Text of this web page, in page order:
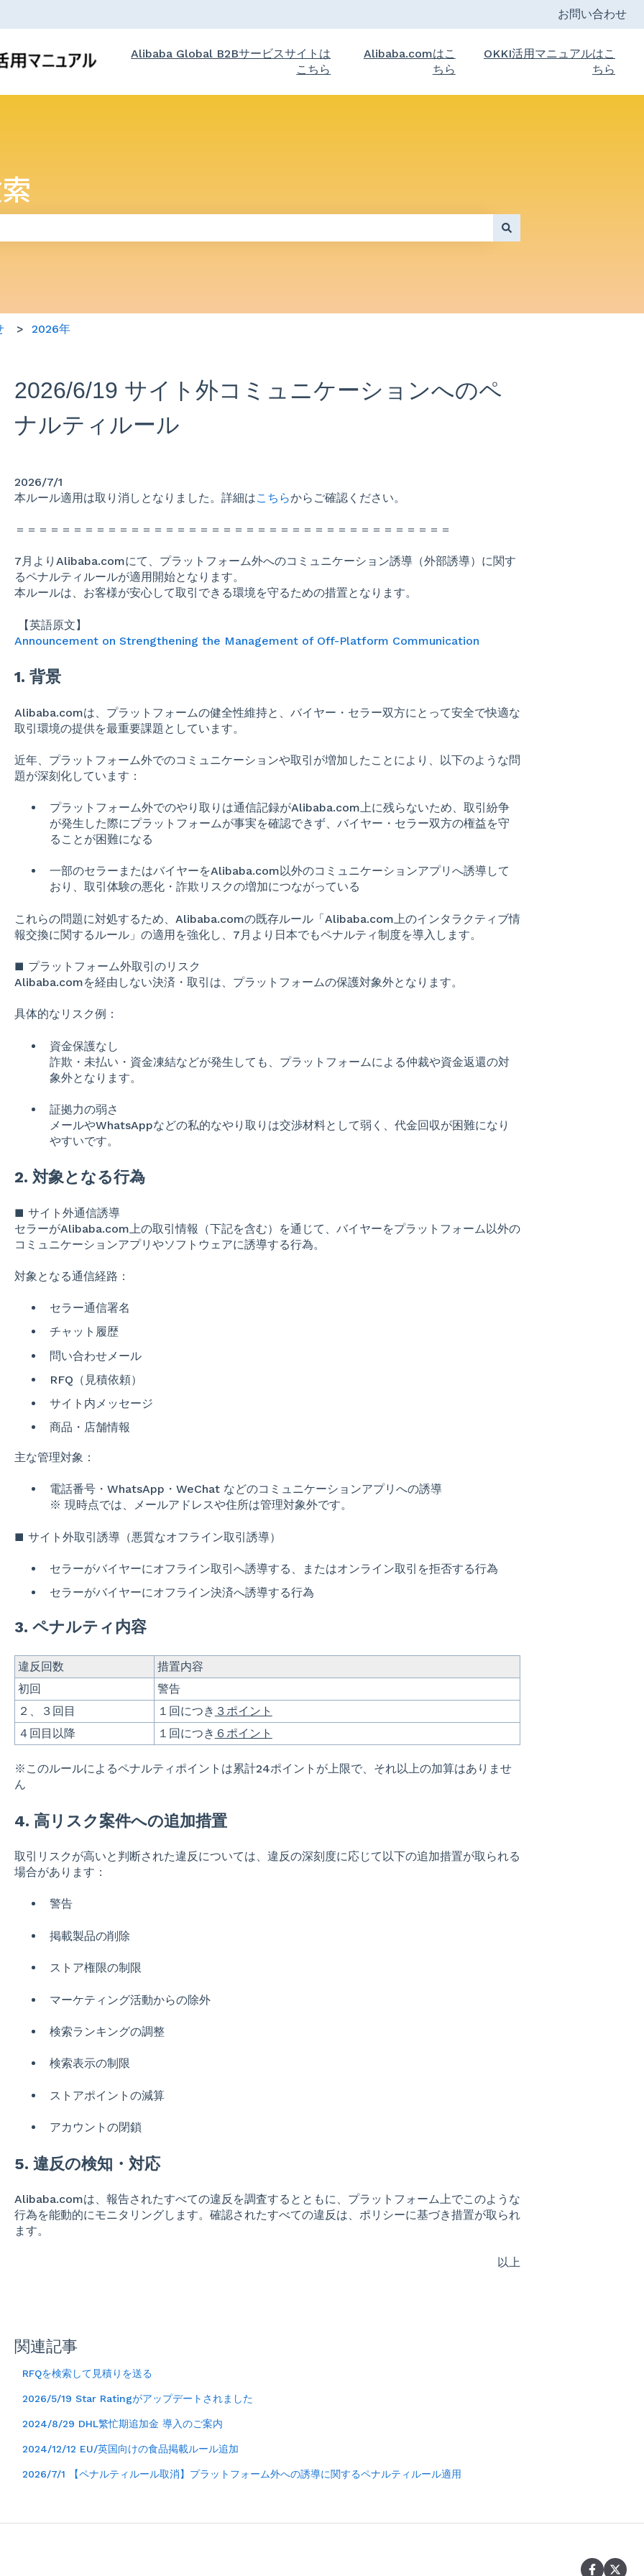
お問い合わせ
Alibaba Global B2Bサービスサイトは
こちら
Alibaba.comはこ
ちら
OKKI活用マニュアルはこ
ちら
2026年
2026/6/19 サイト外コミュニケーションへのペ
ナルティルール
2026/7/1
本ルール適用は取り消しとなりました。詳細はこちらからご確認ください。
＝＝＝＝＝＝＝＝＝＝＝＝＝＝＝＝＝＝＝＝＝＝＝＝＝＝＝＝＝＝＝＝＝＝＝＝＝＝
7月よりAlibaba.comにて、プラットフォーム外へのコミュニケーション誘導（外部誘導）に関す
るペナルティルールが適用開始となります。
本ルールは、お客様が安心して取引できる環境を守るための措置となります。
【英語原文】
Announcement on Strengthening the Management of Off-Platform Communication
1. 背景
Alibaba.comは、プラットフォームの健全性維持と、バイヤー・セラー双方にとって安全で快適な
取引環境の提供を最重要課題としています。
近年、プラットフォーム外でのコミュニケーションや取引が増加したことにより、以下のような問
題が深刻化しています：
プラットフォーム外でのやり取りは通信記録がAlibaba.com上に残らないため、取引紛争
が発生した際にプラットフォームが事実を確認できず、バイヤー・セラー双方の権益を守
ることが困難になる
一部のセラーまたはバイヤーをAlibaba.com以外のコミュニケーションアプリへ誘導して
おり、取引体験の悪化・詐欺リスクの増加につながっている
これらの問題に対処するため、Alibaba.comの既存ルール「Alibaba.com上のインタラクティブ情
報交換に関するルール」の適用を強化し、7月より日本でもペナルティ制度を導入します。
■ プラットフォーム外取引のリスク
Alibaba.comを経由しない決済・取引は、プラットフォームの保護対象外となります。
具体的なリスク例：
資金保護なし
詐欺・未払い・資金凍結などが発生しても、プラットフォームによる仲裁や資金返還の対
象外となります。
証拠力の弱さ
メールやWhatsAppなどの私的なやり取りは交渉材料として弱く、代金回収が困難になり
やすいです。
2. 対象となる行為
■ サイト外通信誘導
セラーがAlibaba.com上の取引情報（下記を含む）を通じて、バイヤーをプラットフォーム以外の
コミュニケーションアプリやソフトウェアに誘導する行為。
対象となる通信経路：
セラー通信署名
チャット履歴
問い合わせメール
RFQ（見積依頼）
サイト内メッセージ
商品・店舗情報
主な管理対象：
電話番号・WhatsApp・WeChat などのコミュニケーションアプリへの誘導
※ 現時点では、メールアドレスや住所は管理対象外です。
■ サイト外取引誘導（悪質なオフライン取引誘導）
セラーがバイヤーにオフライン取引へ誘導する、またはオンライン取引を拒否する行為
セラーがバイヤーにオフライン決済へ誘導する行為
3. ペナルティ内容
違反回数
措置内容
初回
警告
２、３回目
１回につき ３ポイント
４回目以降
１回につき ６ポイント
※このルールによるペナルティポイントは累計24ポイントが上限で、それ以上の加算はありませ
ん
4. 高リスク案件への追加措置
取引リスクが高いと判断された違反については、違反の深刻度に応じて以下の追加措置が取られる
場合があります：
警告
掲載製品の削除
ストア権限の制限
マーケティング活動からの除外
検索ランキングの調整
検索表示の制限
ストアポイント の減算
アカウントの閉鎖
5. 違反の検知・対応
Alibaba.comは、報告されたすべての違反を調査するとともに、プラットフォーム上でこのような
行為を能動的にモニタリングします。確認されたすべての違反は、ポリシーに基づき措置が取られ
ます。
以上
関連記事
RFQを検索して見積りを送る
2026/5/19 Star Ratingがアップデートされました
2024/8/29 DHL繁忙期追加金 導入のご案内
2024/12/12 EU/英国向けの食品掲載ルール追加
2026/7/1 【ペナルティルール取消】プラットフォーム外への誘導に関するペナルティルール適用